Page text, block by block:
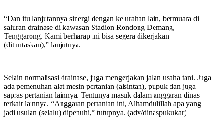
“Dan itu lanjutannya sinergi dengan kelurahan lain, bermuara di
saluran drainase di kawasan Stadion Rondong Demang,
Tenggarong. Kami berharap ini bisa segera dikerjakan
(dituntaskan),” lanjutnya.
Selain normalisasi drainase, juga mengerjakan jalan usaha tani. Juga
ada pemenuhan alat mesin pertanian (alsintan), pupuk dan juga
sapras pertanian lainnya. Tentunya masuk dalam anggaran dinas
terkait lainnya. “Anggaran pertanian ini, Alhamdulillah apa yang
jadi usulan (selalu) dipenuhi,” tutupnya. (adv/dinaspukukar)